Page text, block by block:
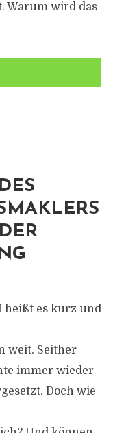
Warum wird das
heißt es kurz und
weit. Seither
immer wieder
Doch wie